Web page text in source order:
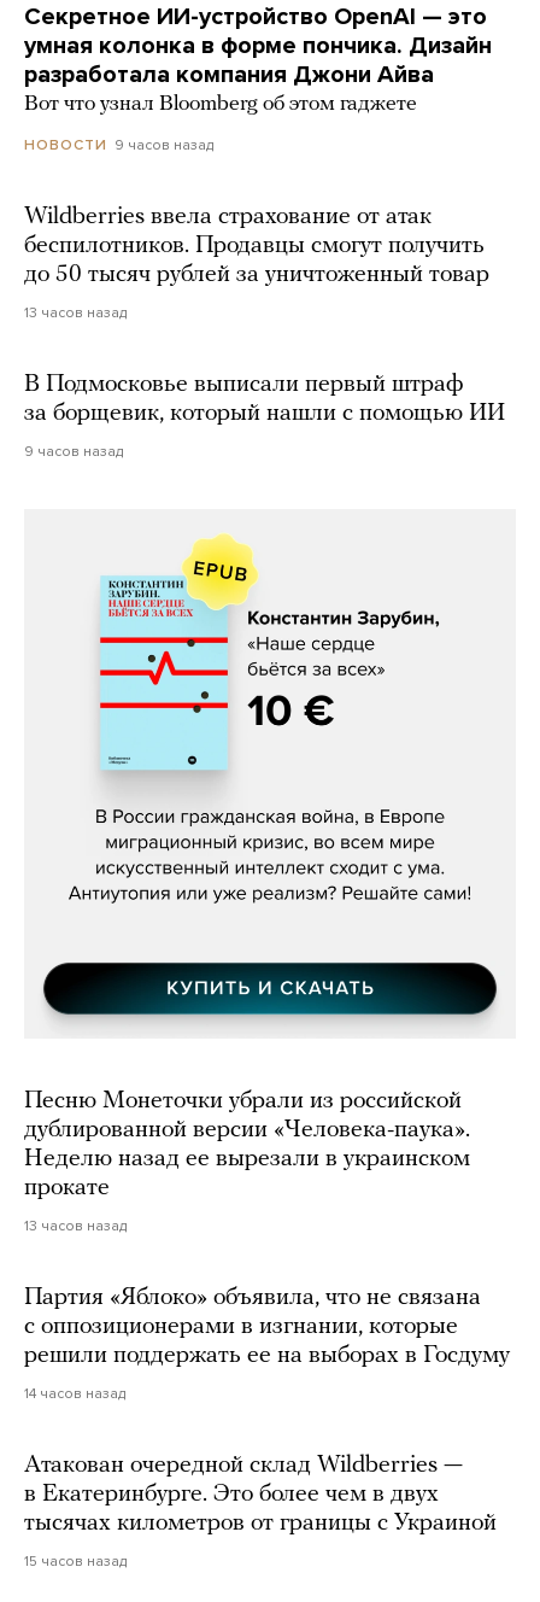
Секретное ИИ-устройство OpenAI — это
умная колонка в форме пончика. Дизайн
разработала компания Джони Айва
Вот что узнал Bloomberg об этом гаджете
НОВОСТИ 9 часов назад
Wildberries ввела страхование от атак
беспилотников. Продавцы смогут получить
до 50 тысяч рублей за уничтоженный товар
13 часов назад
В Подмосковье выписали первый штраф
за борщевик, который нашли с помощью ИИ
9 часов назад
Константин Зарубин, «Наше сердце
Песню Монеточки убрали из российской
дублированной версии «Человека-паука».
Неделю назад ее вырезали в украинском
прокате
13 часов назад
Партия «Яблоко» объявила, что не связана
с оппозиционерами в изгнании, которые
решили поддержать ее на выборах в Госдуму
14 часов назад
Атакован очередной склад Wildberries —
в Екатеринбурге. Это более чем в двух
тысячах километров от границы с Украиной
15 часов назад